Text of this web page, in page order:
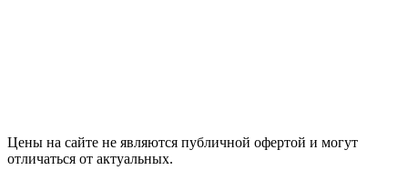
Цены на сайте не являются публичной офертой и могут
отличаться от актуальных.